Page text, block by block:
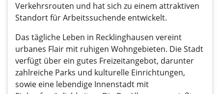
Verkehrsrouten und hat sich zu einem attraktiven
Standort für Arbeitssuchende entwickelt.
Das tägliche Leben in Recklinghausen vereint
urbanes Flair mit ruhigen Wohngebieten. Die Stadt
verfügt über ein gutes Freizeitangebot, darunter
zahlreiche Parks und kulturelle Einrichtungen,
sowie eine lebendige Innenstadt mit